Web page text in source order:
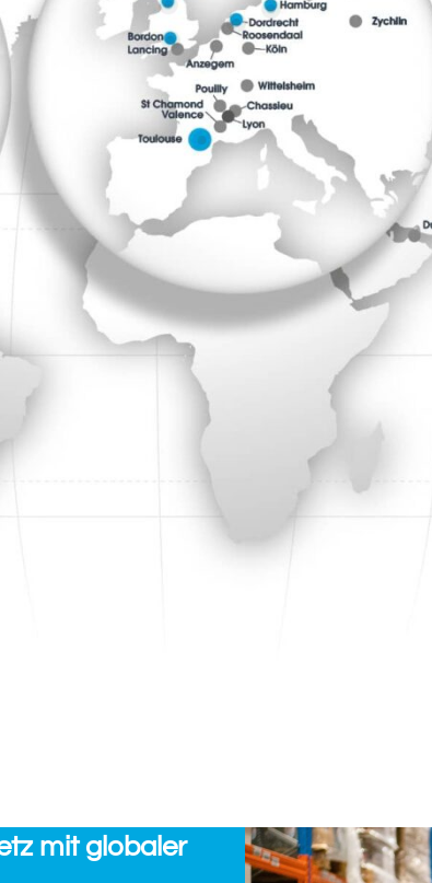
info.nl@addevmaterials.com
https://addevmaterials.com/aerospace/
ISO9001 und AS/EN 9120 zertifizierter Standort
+49 4193 75086888
https://www.hlc-aviation.com/
aerospace.emea@addevmaterials.com
https://addevmaterials.com/aerospace/
zertifizierter Standort
aerospace.fr@addevmaterials.com
https://addevmaterials.com/aerospace/
AS/EN 9100 und AS/EN 9120 zertifizierter Standort
andpak.uk@addevmaterials.com
https://andpak.com/
und AS/EN 9120 zertifizierter Standort
https://
mit globaler